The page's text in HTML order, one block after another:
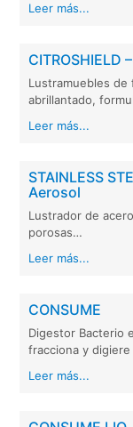
Leer más...
CITROSHIELD
Lustramuebles de
abrillantado,
Leer más...
STAINLESS
Aerosol
Lustrador de
porosas…
Leer más...
CONSUME
Digestor Bacterio
fracciona y
Leer más...